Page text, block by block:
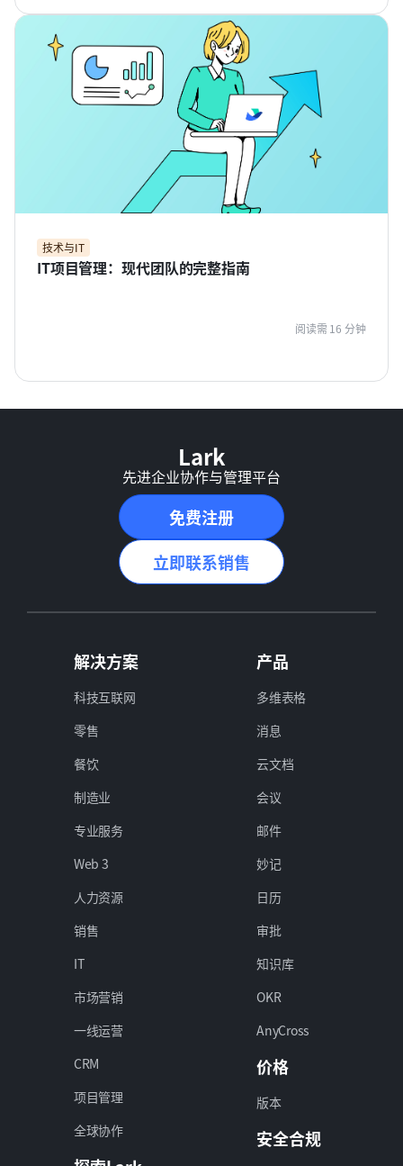
技术与IT
IT项目管理：现代团队的完整指南
阅读需 16 分钟
Lark
先进企业协作与管理平台
免费注册
立即联系销售
解决方案
科技互联网
零售
餐饮
制造业
专业服务
Web 3
人力资源
销售
IT
市场营销
一线运营
CRM
项目管理
全球协作
产品
多维表格
消息
云文档
会议
邮件
妙记
日历
审批
知识库
OKR
AnyCross
价格
版本
安全合规